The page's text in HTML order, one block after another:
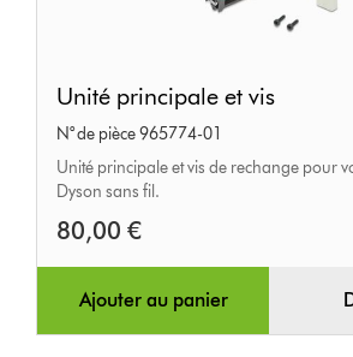
principale
et
vis
Unité principale et vis
N° de pièce 965774-01
Unité principale et vis de rechange pour
Dyson sans fil.
80,00 €
Ajouter au panier